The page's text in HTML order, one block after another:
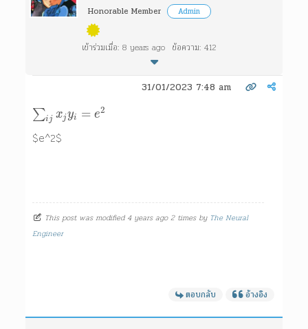
Honorable Member Admin
เข้าร่วมเมื่อ: 8 years ago ข้อความ: 412
31/01/2023 7:48 am
∑ij xjyi = e2
$e^2$
This post was modified 4 years ago 2 times by The Neural
Engineer
ตอบกลับ อ้างอิง